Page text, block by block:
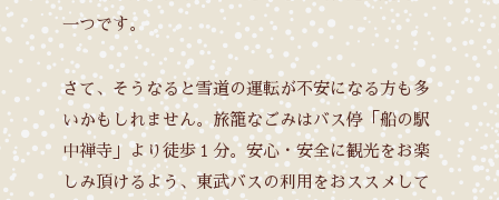
一つです。
さて、そうなると雪道の運転が不安になる方も多
いかもしれません。旅籠なごみはバス停「船の駅
中禅寺」より徒歩１分。安心・安全に観光をお楽
しみ頂けるよう、東武バスの利用をおススメして